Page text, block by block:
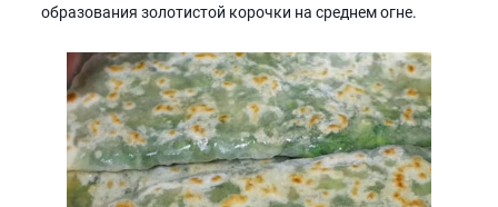
образования золотистой корочки на среднем огне.